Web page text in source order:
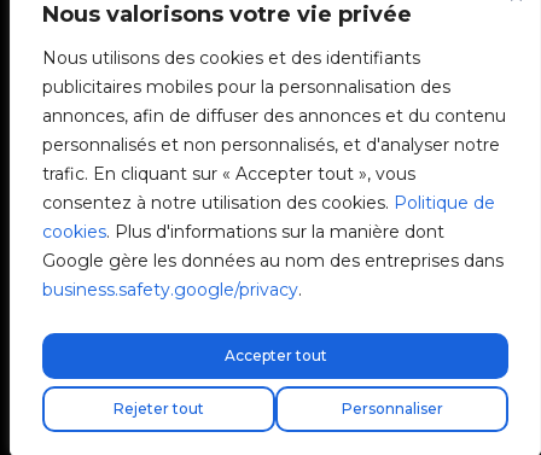
Nous valorisons votre vie privée
Nous utilisons des cookies et des identifiants
publicitaires mobiles pour la personnalisation des
annonces, afin de diffuser des annonces et du contenu
personnalisés et non personnalisés, et d'analyser notre
trafic. En cliquant sur « Accepter tout », vous
consentez à notre utilisation des cookies. Politique de
cookies. Plus d'informations sur la manière dont
Google gère les données au nom des entreprises dans
business.safety.google/privacy.
Personnaliser
Rejeter tout
Accepter tout
Communauté V2C
e-Chargers
V2C Cloud
V2C Payments
Blog
Livraison express gratuite !
V2C © 2026 All rights reserved.